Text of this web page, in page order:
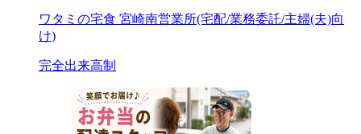
ワタミの宅食 宮崎南営業所(宅配/業務委託/主婦(夫)向
け)
完全出来高制